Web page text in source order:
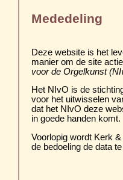
Mededeling
Deze website is het
manier om de site
voor de Orgelkunst
Het NIvO is de
voor het uitwisselen
dat het NIvO deze
in goede handen komt.
Voorlopig wordt Kerk
de bedoeling de data